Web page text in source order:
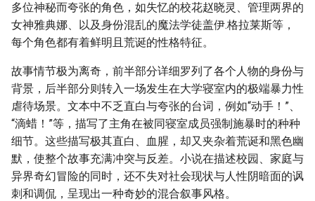
多位神秘而夸张的角色，如失忆的校花赵晓灵、管理两界的
女神雅典娜、以及身份混乱的魔法学徒盖伊.格拉莱斯等，
每个角色都有着鲜明且荒诞的性格特征。
故事情节极为离奇，前半部分详细罗列了各个人物的身份与
背景，后半部分则转入一场发生在大学寝室内的极端暴力性
虐待场景。文本中不乏直白与夸张的台词，例如“动手！”、
“滴蜡！”等，描写了主角在被同寝室成员强制施暴时的种种
细节。这些描写极其直白、血腥，却又夹杂着荒诞和黑色幽
默，使整个故事充满冲突与反差。小说在描述校园、家庭与
异界奇幻冒险的同时，还不失对社会现状与人性阴暗面的讽
刺和调侃，呈现出一种奇妙的混合叙事风格。